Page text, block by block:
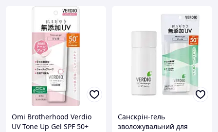
Omi Brotherhood Verdio
UV Tone Up Gel SPF 50+
Санскрін-гель
зволожувальний для